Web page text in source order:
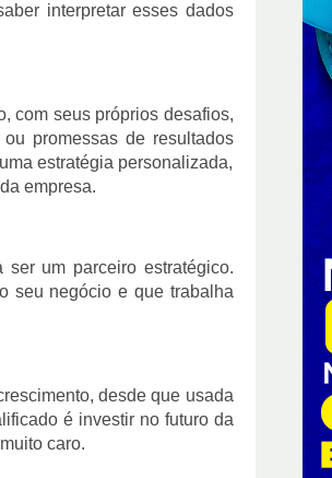
interpretar esses dados
com seus próprios desafios,
promessas de resultados
estratégia personalizada,
empresa.
um parceiro estratégico.
seu negócio e que trabalha
desde que usada
é investir no futuro da
caro.